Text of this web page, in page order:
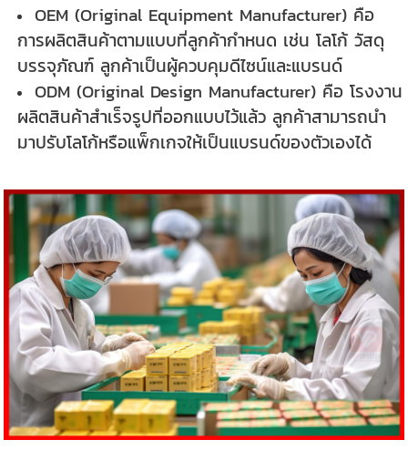
OEM (Original Equipment Manufacturer) คือ
การผลิตสินค้าตามแบบที่ลูกค้ากำหนด เช่น โลโก้ วัสดุ
บรรจุภัณฑ์ ลูกค้าเป็นผู้ควบคุมดีไซน์และแบรนด์
ODM (Original Design Manufacturer) คือ โรงงาน
ผลิตสินค้าสำเร็จรูปที่ออกแบบไว้แล้ว ลูกค้าสามารถนำ
มาปรับโลโก้หรือแพ็กเกจให้เป็นแบรนด์ของตัวเองได้